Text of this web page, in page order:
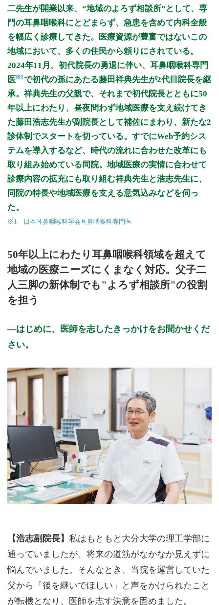
8:30〜12:00
● ● ● ●
●
14:00〜16:00
●
14:30〜18:00
● ● ● ●
休診日: 日、祝
備考: 2診体制(Dr2名)
※夏季・年末年始など当院の都合により休診とさせていただく
場合があります。
※心配ごとや診療についてご質問がございましたら、お気軽に
お問い合わせください。
※補聴器外来 水曜 10:00～16:00 (トーシン補聴器センター連
携)
※診療時間や臨時休診・診療内容等について、事前に必ず医療
機関ホームページ、またはお電話にてご確認ください。
>>病院なびで医療機関の詳細を見る
二先生が開業以来、“地域のよろず相談所”として、専
門の耳鼻咽喉科にとどまらず、急患を含めて内科全般
を幅広く診療してきた。医療資源が豊富ではないこの
地域において、多くの住民から頼りにされている。
2024年11月、初代院長の勇退に伴い、耳鼻咽喉科専門
医※1で初代の孫にあたる藤田祥典先生が2代目院長を継
承。祥典先生の父親で、それまで初代院長とともに50
年以上にわたり、昼夜問わず地域医療を支え続けてき
た藤田浩志先生が副院長として補佐にまわり、新たな2
診体制でスタートを切っている。すでにWeb予約シス
テムを導入するなど、時代の流れに合わせた改革にも
取り組み始めている同院。地域医療の実情に合わせて
診療内容の拡充にも取り組む祥典先生と浩志先生に、
同院の特長や地域医療を支える意気込みなどを伺っ
た。
※1 日本耳鼻咽喉科学会耳鼻咽喉科専門医
50年以上にわたり耳鼻咽喉科領域を超えて
地域の医療ニーズにくまなく対応。父子二
人三脚の新体制でも"よろず相談所"の役割
を担う
はじめに、医師を志したきっかけをお聞かせくだ
さい。
【浩志副院長】 私はもともと大分大学の理工学部に
通っていましたが、将来の道筋がなかなか見えずに
悩んでいました。そんなとき、当院を運営していた
父から「後を継いでほしい」と声をかけられたこと
が転機となり、医師を志す決意を固めました。